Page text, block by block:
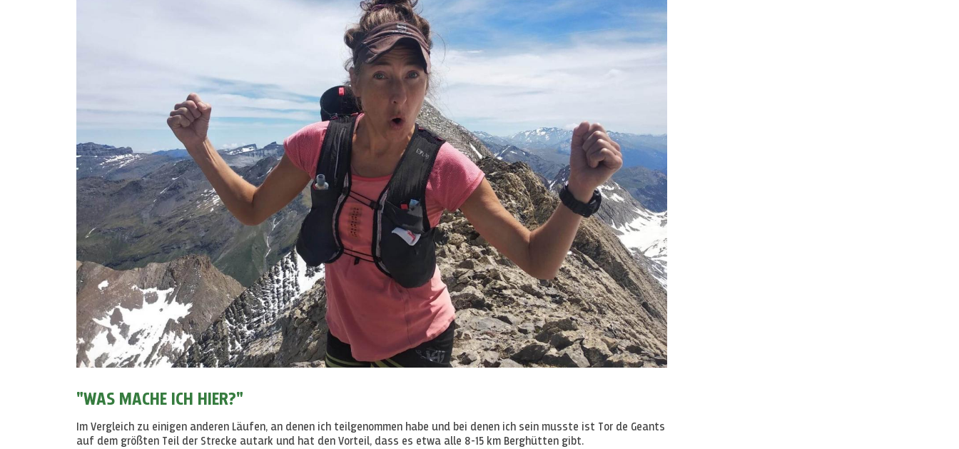
"WAS MACHE ICH HIER?"
Im Vergleich zu einigen anderen Läufen, an denen ich teilgenommen habe und bei denen ich sein musste ist Tor de Geants
auf dem größten Teil der Strecke autark und hat den Vorteil, dass es etwa alle 8-15 km Berghütten gibt.